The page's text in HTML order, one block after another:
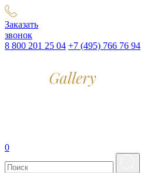
Заказать
звонок
8 800 201 25 04 +7 (495) 766 76 94
0